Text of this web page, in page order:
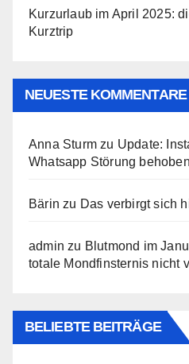
Kurzurlaub im April 2025:
Kurztrip
NEUESTE KOMMENTARE
Anna Sturm zu Update:
Whatsapp Störung behoben
Bärin zu Das verbirgt sich
admin zu Blutmond im
totale Mondfinsternis nicht
BELIEBTE BEITRÄGE